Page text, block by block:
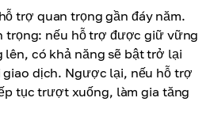
trợ quan trọng gần đáy năm.
trọng: nếu hỗ trợ được giữ vững
lên, có khả năng sẽ bật trở lại
dịch. Ngược lại, nếu hỗ trợ
tục trượt xuống, làm gia tăng